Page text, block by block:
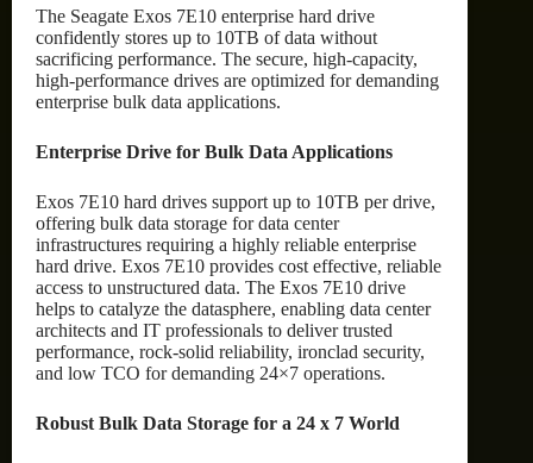
The Seagate Exos 7E10 enterprise hard drive
confidently stores up to 10TB of data without
sacrificing performance. The secure, high-capacity,
high-performance drives are optimized for demanding
enterprise bulk data applications.
Enterprise Drive for Bulk Data Applications
Exos 7E10 hard drives support up to 10TB per drive,
offering bulk data storage for data center
infrastructures requiring a highly reliable enterprise
hard drive. Exos 7E10 provides cost effective, reliable
access to unstructured data. The Exos 7E10 drive
helps to catalyze the datasphere, enabling data center
architects and IT professionals to deliver trusted
performance, rock-solid reliability, ironclad security,
and low TCO for demanding 24×7 operations.
Robust Bulk Data Storage for a 24 x 7 World